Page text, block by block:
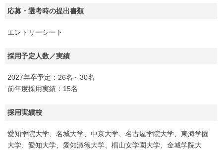
応募・選考時の提出書類
エントリーシート
採用予定人数／実績
2027年卒予定：26名～30名
前年度採用実績：15名
採用実績校
愛知学院大学、名城大学、中京大学、名古屋学院大学、東海学園
大学、愛知大学、愛知淑徳大学、椙山女学園大学、金城学院大